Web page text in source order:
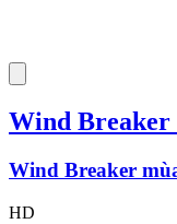
Wind Breaker
Wind Breaker
HD